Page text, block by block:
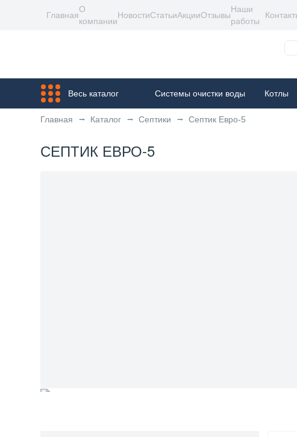
Главная
О
компании
НовостиСтатьиАкцииОтзывы
Наши
работы
Весь каталог Системы очистки воды Котлы
Главная Каталог Септики Септик Евро-5
СЕПТИК ЕВРО-5